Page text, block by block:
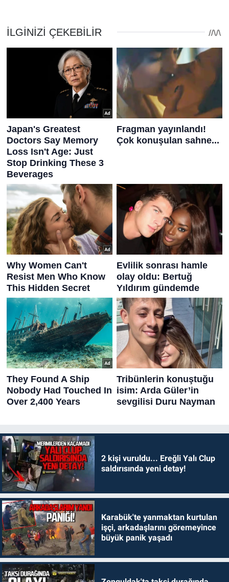
2 kişi vuruldu... Ereğli Yalı Clup
saldırısında yeni detay!
Karabük'te yanmaktan kurtulan
işçi, arkadaşlarını göremeyince
büyük panik yaşadı